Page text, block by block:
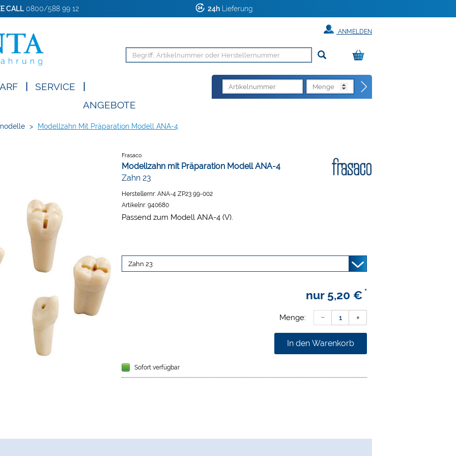
CALL0800/588 99 12 24h Lieferung
ANMELDEN
SERVICE
ANGEBOTE
> Modellzahn Mit Präparation Modell ANA-4
Frasaco
Modellzahn mit Präparation Modell ANA-4
Zahn 23
Herstellernr: ANA-4 ZP23 99-002
Artikelnr: 940680
Passend zum Modell ANA-4 (V).
nur 5,20 € *
Menge:
In den Warenkorb
Sofort verfügbar